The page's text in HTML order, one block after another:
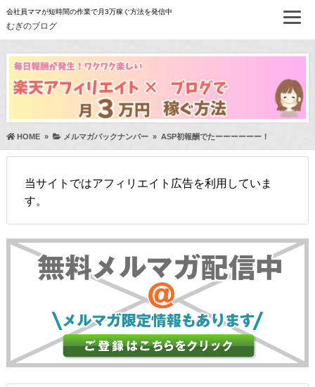
会社員ママが短時間の作業で月3万稼ぐ方法を発信中
むぎのブログ
HOME» メルマガバックナンバー» ASP初報酬でたーーーーーー！
当サイトではアフィリエイト広告を利用していま
す。